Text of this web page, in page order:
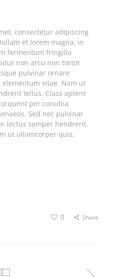
consectetur adipiscing
et lorem magna, in
fermentum fringilla
non arcu non tortor
pulvinar ornare
vitae. Nam ut
tellus. Class aptent
per conubia
Sed nec pulvinar
lectus semper hendrerit.
ut ullamcorper quis,
0 Share